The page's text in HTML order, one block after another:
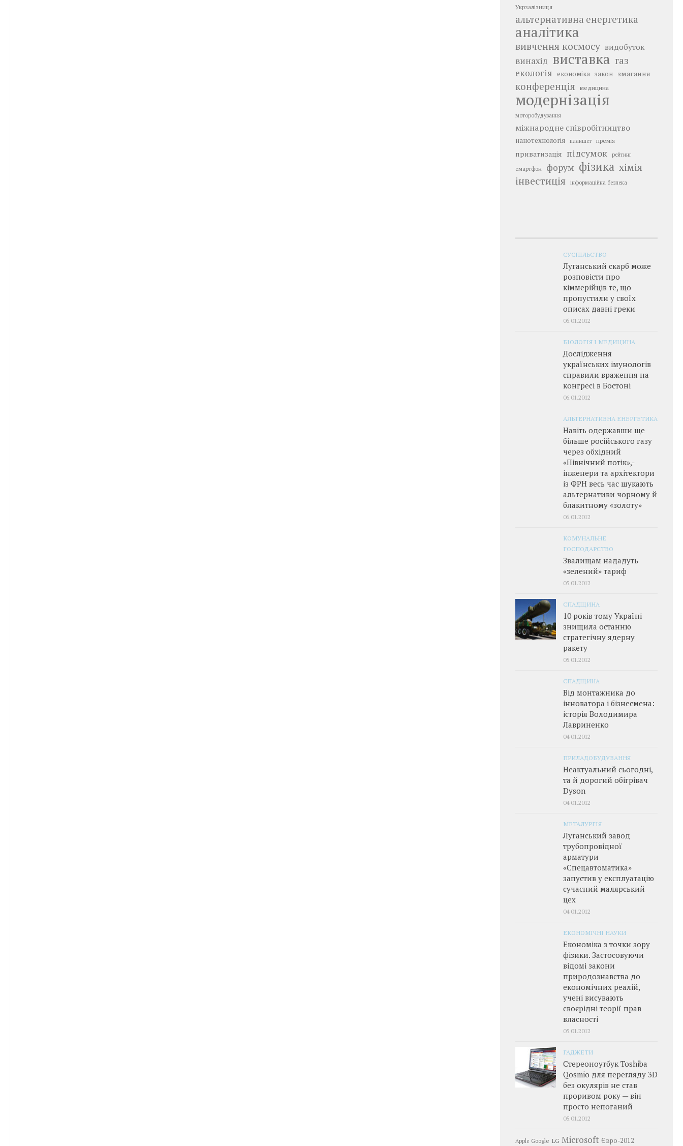
Укрзалізниця
альтернативна енергетика
аналітика
вивчення космосу видобуток
винахід виставка газ
екологія економіка закон змагання
конференція медицина
модернізація
моторобудування
міжнародне співробітництво
нанотехнологія планшет премія
приватизація підсумок рейтинг
смартфон форум фізика хімія
інвестиція інформаційна безпека
СУСПІЛЬСТВО
Луганський скарб може
розповісти про
кіммерійців те, що
пропустили у своїх
описах давні греки
06.01.2012
БІОЛОГІЯ І МЕДИЦИНА
Дослідження
українських імунологів
справили враження на
конгресі в Бостоні
06.01.2012
АЛЬТЕРНАТИВНА ЕНЕРГЕТИКА
Навіть одержавши ще
більше російського газу
через обхідний
«Північний потік»,­
інженери та архітектори
із ФРН весь час шукають
альтернативи чорному й
блакитному «золоту»
06.01.2012
КОМУНАЛЬНЕ
ГОСПОДАРСТВО
Звалищам нададуть
«зелений» тариф
05.01.2012
СПАДЩИНА
10 років тому Україні
знищила останню
стратегічну ядерну
ракету
05.01.2012
СПАДЩИНА
Від монтажника до
інноватора і бізнесмена:
історія Володимира
Лавриненко
04.01.2012
ПРИЛАДОБУДУВАННЯ
Неактуальний сьогодні,
та й дорогий обігрівач
Dyson
04.01.2012
МЕТАЛУРГІЯ
Луганський завод
трубопровідної
арматури
«Спецавтоматика»
запустив у експлуатацію
сучасний малярський
цех
04.01.2012
ЕКОНОМІЧНІ НАУКИ
Економіка з точки зору
фізики. Застосовуючи
відомі закони
природознавства до
економічних реалій,
учені висувають
своєрідні теорії прав
власності
05.01.2012
ГАДЖЕТИ
Стереоноутбук Toshiba
Qosmio для перегляду 3D
без окулярів не став
проривом року — він
просто непоганий
05.01.2012
Apple Google LG Microsoft Євро-2012